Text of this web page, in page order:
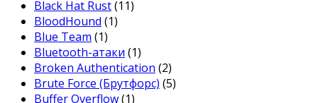
Black Hat Rust(11)
BloodHound (1)
Blue Team (1)
Bluetooth-атаки (1)
Broken Authentication (2)
Brute Force (Брутфорс) (5)
Buffer Overflow(1)